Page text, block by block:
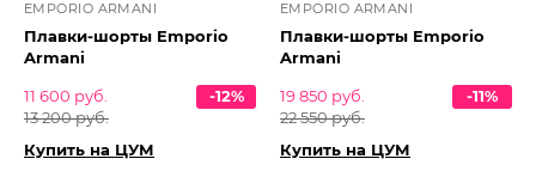
EMPORIO ARMANI
Плавки-шорты Emporio
Armani
11 600 руб.
13 200 руб.
-12%
Купить на ЦУМ
EMPORIO ARMANI
Плавки-шорты Emporio
Armani
19 850 руб.
22 550 руб.
-11%
Купить на ЦУМ